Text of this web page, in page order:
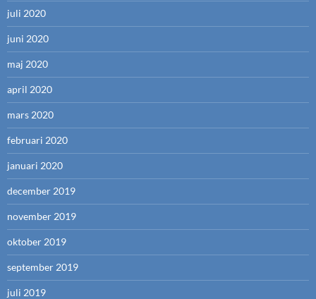
juli 2020
juni 2020
maj 2020
april 2020
mars 2020
februari 2020
januari 2020
december 2019
november 2019
oktober 2019
september 2019
juli 2019